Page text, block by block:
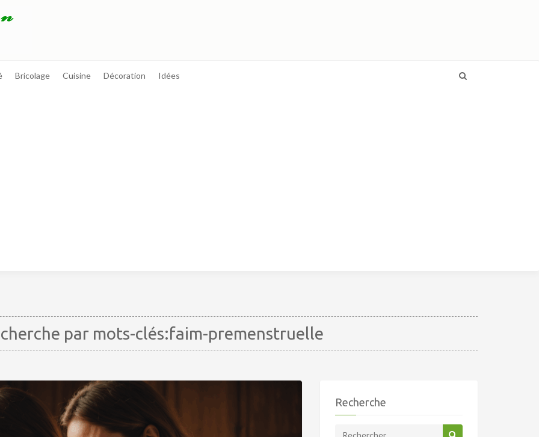
Bricolage Cuisine Décoration Idées
par mots-clés:faim-premenstruelle
Recherche